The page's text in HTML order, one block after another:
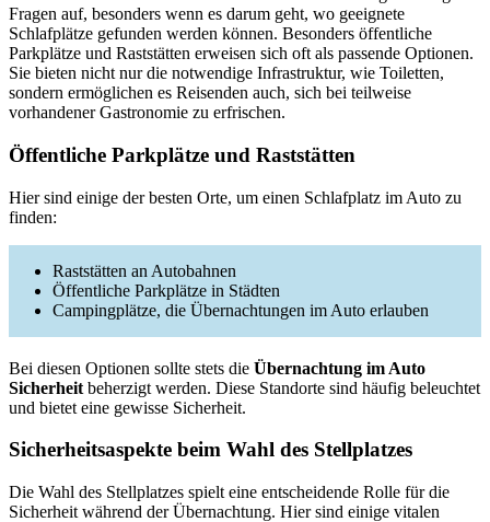
Fragen auf, besonders wenn es darum geht, wo geeignete
Schlafplätze gefunden werden können. Besonders öffentliche
Parkplätze und Raststätten erweisen sich oft als passende Optionen.
Sie bieten nicht nur die notwendige Infrastruktur, wie Toiletten,
sondern ermöglichen es Reisenden auch, sich bei teilweise
vorhandener Gastronomie zu erfrischen.
Öffentliche Parkplätze und Raststätten
Hier sind einige der besten Orte, um einen Schlafplatz im Auto zu
finden:
Raststätten an Autobahnen
Öffentliche Parkplätze in Städten
Campingplätze, die Übernachtungen im Auto erlauben
Bei diesen Optionen sollte stets die Übernachtung im Auto
Sicherheit beherzigt werden. Diese Standorte sind häufig beleuchtet
und bietet eine gewisse Sicherheit.
Sicherheitsaspekte beim Wahl des Stellplatzes
Die Wahl des Stellplatzes spielt eine entscheidende Rolle für die
Sicherheit während der Übernachtung. Hier sind einige vitalen